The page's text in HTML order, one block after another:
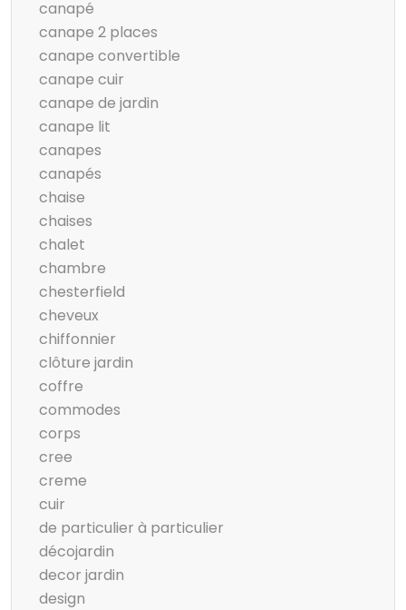
canapé
canape 2 places
canape convertible
canape cuir
canape de jardin
canape lit
canapes
canapés
chaise
chaises
chalet
chambre
chesterfield
cheveux
chiffonnier
clôture jardin
coffre
commodes
corps
cree
creme
cuir
de particulier à particulier
décojardin
decor jardin
design